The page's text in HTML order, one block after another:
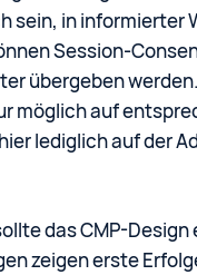
sein, in informierter
Session-
übergeben
möglich auf
lediglich auf der
das CMP-
zeigen erste